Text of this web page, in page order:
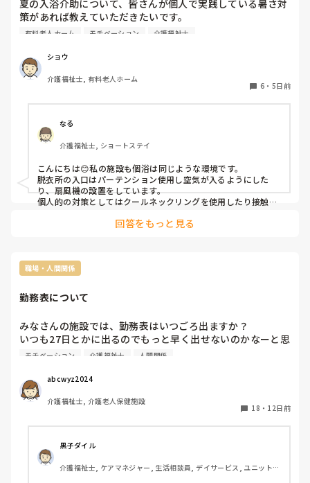
夏の入浴介助について、皆さんが個人で実践している暑さ対
策があれば教えていただきたいです。
らないため、熱気と湿気がこもってかなり暑く、毎年夏は本
当に体力を消耗します。
こまめな水分補給などは徹底しているのですが、
・浴室の環境（狭い空間）ならではの暑さ対策など
皆さんの施設や個人で「これは効果があった。」というアイ
デアがあれば、ぜひ参考にさせてください。よろしくお願い
有料老人ホーム モチベーション 介護福祉士
ショウ
介護福祉士, 有料老人ホーム
6 ・ 5日前
なる
介護福祉士, ショートステイ
こんにちは😊私の施設も個浴は同じような環境です。
脱衣所の入口はパーテンション使用し空気が入るようにした
り、扇風機の設置をしています。
個人的の対策としてはクールネックリングを使用したり接触冷
回答をもっと見る
職場・人間関係
勤務表について
みなさんの施設では、勤務表はいつごろ出ますか？
いつも27日とかに出るのでもっと早く出せないのかなーと思
いますが、シフト作るのも大変なんだろうなと思うとあまり
モチベーション 介護福祉士 人間関係
abcwyz2024
介護福祉士, 介護老人保健施設
18 ・ 12日前
黒子ダイル
介護福祉士, ケアマネジャー, 生活相談員, デイサービス, ユニット型